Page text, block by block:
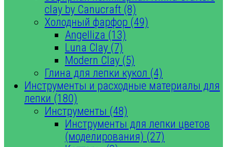
clay by Canucraft (8)
Холодный фарфор (49)
Angelliza (13)
Luna Clay (7)
Modern Clay (5)
Глина для лепки кукол (4)
Инструменты и расходные материалы для
лепки (180)
Инструменты (48)
Инструменты для лепки цветов
(моделирования) (27)